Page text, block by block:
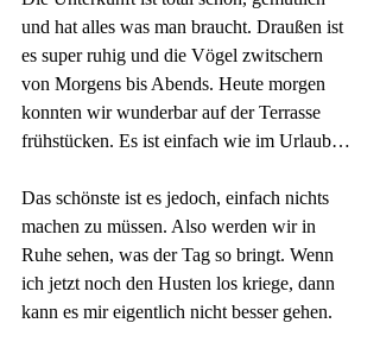
und hat alles was man braucht. Draußen ist
es super ruhig und die Vögel zwitschern
von Morgens bis Abends. Heute morgen
konnten wir wunderbar auf der Terrasse
frühstücken. Es ist einfach wie im Urlaub…
Das schönste ist es jedoch, einfach nichts
machen zu müssen. Also werden wir in
Ruhe sehen, was der Tag so bringt. Wenn
ich jetzt noch den Husten los kriege, dann
kann es mir eigentlich nicht besser gehen.